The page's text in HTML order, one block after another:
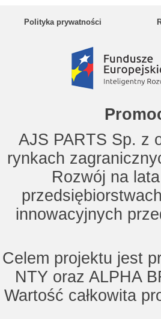
Polityka prywatności
AJS PARTS Sp. z
rynkach
Rozwój na
innowacyjnych
Celem projektu jest
NTY oraz ALPHA
Wartość całkowita